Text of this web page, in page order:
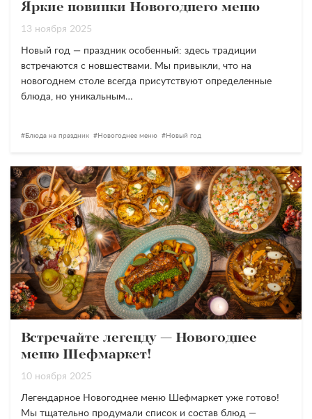
Яркие новинки Новогоднего меню
13 ноября 2025
Новый год — праздник особенный: здесь традиции
встречаются с новшествами. Мы привыкли, что на
новогоднем столе всегда присутствуют определенные
блюда, но уникальным…
Блюда на праздник Новогоднее меню Новый год
Встречайте легенду — Новогоднее
меню Шефмаркет!
10 ноября 2025
Легендарное Новогоднее меню Шефмаркет уже готово!
Мы тщательно продумали список и состав блюд —